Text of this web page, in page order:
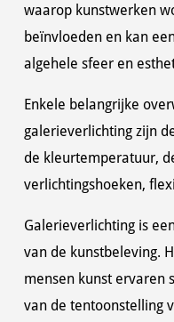
waarop kunstwerken
beïnvloeden en kan
algehele sfeer en
Enkele belangrijke
galerieverlichting zijn
de kleurtemperatuur,
verlichtingshoeken,
Galerieverlichting is
van de kunstbeleving.
mensen kunst ervaren
van de tentoonstelling